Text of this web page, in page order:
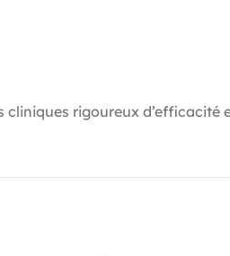
rigoureux d’efficacité